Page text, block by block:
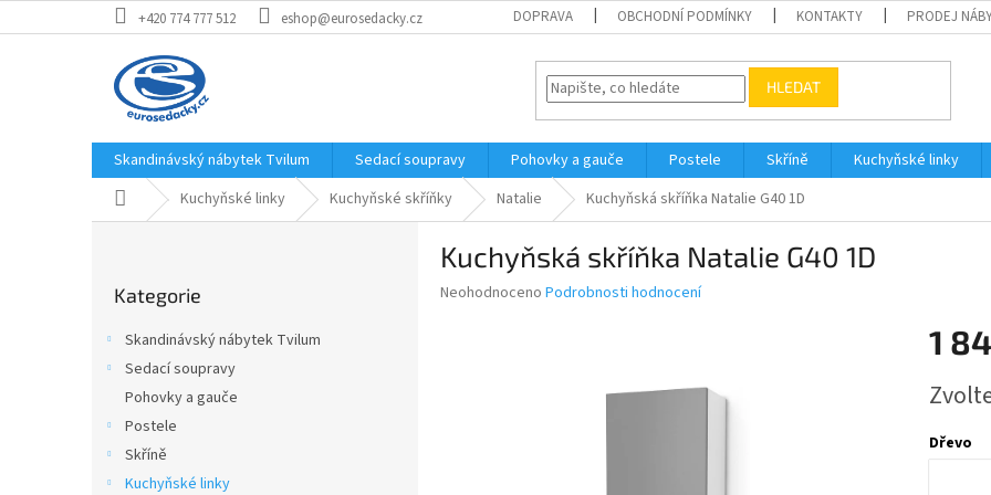
na
+420 774 777 512 eshop@eurosedacky.cz DOPRAVA OBCHODNÍ PODMÍNKY KONTAKTY PRODEJ
HLEDAT
Skandinávský nábytek Tvilum Sedací soupravy Pohovky a gauče Postele Skříně Kuchyňské linky
Domů Kuchyňské linky Kuchyňské skříňky Natalie Kuchyňská skříňka Natalie G40 1D
kategorie
Kategorie
Skandinávský nábytek Tvilum
Sedací soupravy
Pohovky a gauče
Postele
Skříně
Kuchyňské linky
Kuchyňská skříňka Natalie G40 1D
Průměrné
Neohodnoceno Podrobnosti hodnocení
1
cena:
Dřevo